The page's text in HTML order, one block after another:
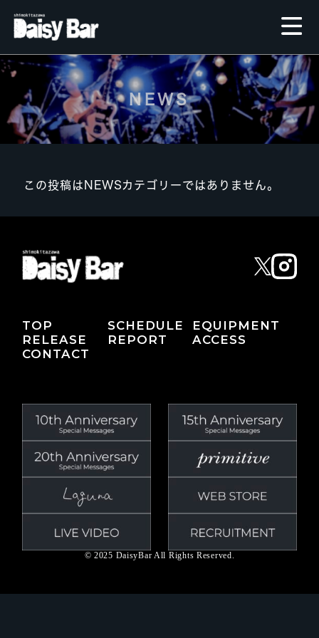
NEWS
この投稿はNEWSカテゴリーではありません。
TOP SCHEDULE
EQUIPMENT
RELEASE
REPORT
ACCESS
CONTACT
© 2025 DaisyBar All Rights Reserved.